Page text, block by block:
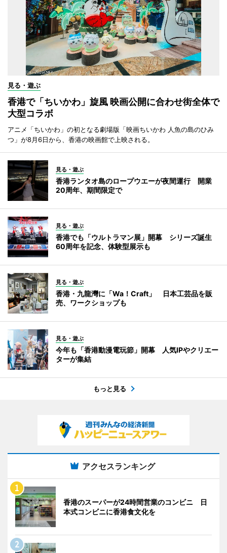
見る・遊ぶ
香港で「ちいかわ」旋風 映画公開に合わせ街全体で
大型コラボ
アニメ「ちいかわ」の初となる劇場版「映画ちいかわ 人魚の島のひみ
つ」が8月6日から、香港の映画館で上映される。
見る・遊ぶ
香港ランタオ島のロープウエーが夜間運行 開業
20周年、期間限定で
見る・遊ぶ
香港でも「ウルトラマン展」開幕 シリーズ誕生
60周年を記念、体験型展示も
見る・遊ぶ
香港・九龍灣に「Wa！Craft」 日本工芸品を販
売、ワークショップも
見る・遊ぶ
今年も「香港動漫電玩節」開幕 人気IPやクリエー
ターが集結
もっと見る
アクセスランキング
香港のスーパーが24時間営業のコンビニ 日
本式コンビニに香港食文化を